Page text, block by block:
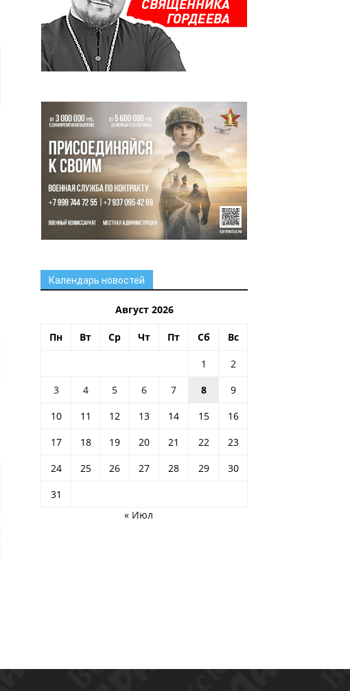
Календарь новостей
Август 2026
Пн Вт Ср Чт Пт Сб Вс
1
2
3
4 5 6 7 8
9
10
11 12 13 14 15
16
17
18 19 20 21 22
23
24
25 26 27 28 29
30
31
« Июл